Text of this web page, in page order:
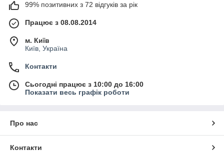
99% позитивних з 72 відгуків за рік
Працює з 08.08.2014
м. Київ
Київ, Україна
Контакти
Сьогодні працює з 10:00 до 16:00
Показати весь графік роботи
Про нас
Контакти